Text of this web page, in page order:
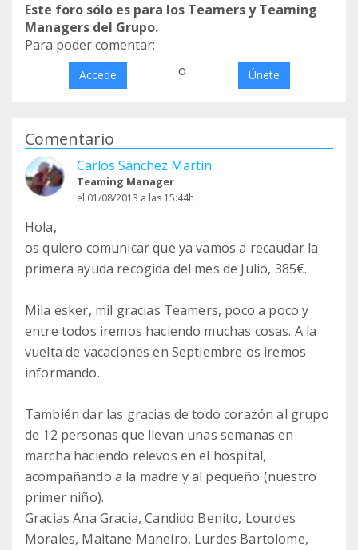
Este foro sólo es para los Teamers y Teaming
Managers del Grupo.
Para poder comentar:
Accede o Únete
Comentario
Carlos Sánchez Martín
Teaming Manager
el 01/08/2013 a las 15:44h
Hola,
os quiero comunicar que ya vamos a recaudar la
primera ayuda recogida del mes de Julio, 385€.
Mila esker, mil gracias Teamers, poco a poco y
entre todos iremos haciendo muchas cosas. A la
vuelta de vacaciones en Septiembre os iremos
informando.
También dar las gracias de todo corazón al grupo
de 12 personas que llevan unas semanas en
marcha haciendo relevos en el hospital,
acompañando a la madre y al pequeño (nuestro
primer niño).
Gracias Ana Gracia, Candido Benito, Lourdes
Morales, Maitane Maneiro, Lurdes Bartolome,